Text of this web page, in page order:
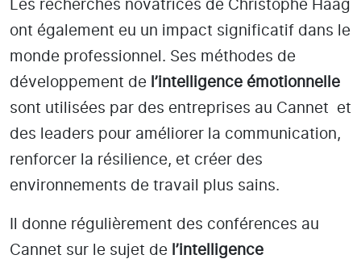
Les recherches novatrices de Christophe Haag
ont également eu un impact significatif dans le
monde professionnel. Ses méthodes de
développement de l’intelligence émotionnelle
sont utilisées par des entreprises au Cannet
et
des leaders pour améliorer la communication,
renforcer la résilience, et créer des
environnements de travail plus sains.
Il donne régulièrement des conférences au
Cannet sur le sujet de l’intelligence